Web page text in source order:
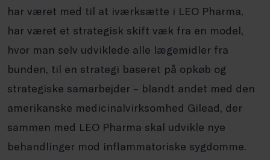
har været med til at iværksætte i LEO Pharma,
har været et strategisk skift væk fra en model,
hvor man selv udviklede alle lægemidler fra
bunden, til en strategi baseret på opkøb og
strategiske samarbejder – blandt andet med den
amerikanske medicinalvirksomhed Gilead, der
sammen med LEO Pharma skal udvikle nye
behandlinger mod inflammatoriske sygdomme.